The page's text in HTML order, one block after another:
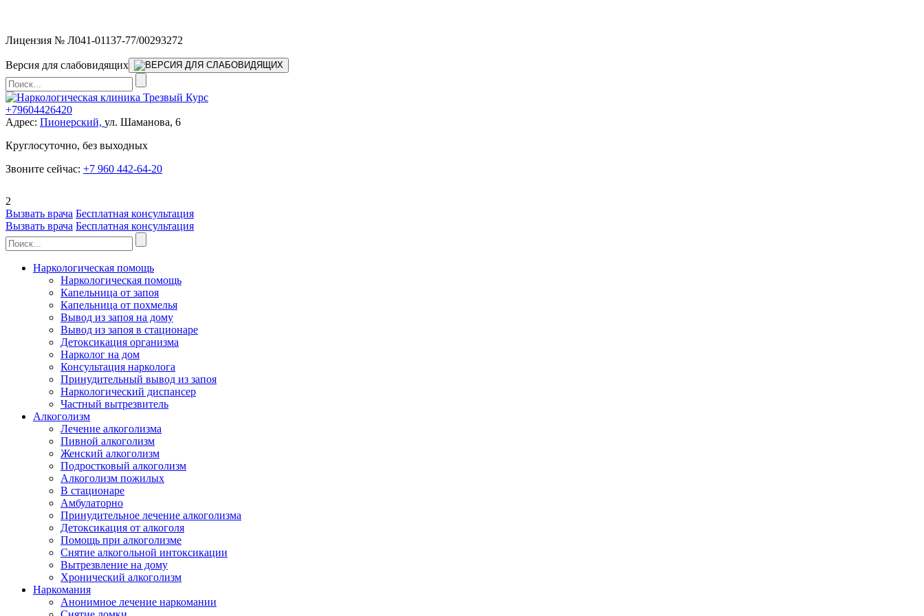
Лицензия № Л041-01137-77/00293272
Версия для слабовидящих
+79604426420
Адрес: Пионерский, ул. Шаманова, 6
Круглосуточно, без выходных
Звоните сейчас: +7 960 442-64-20
2
Вызвать врача Бесплатная консультация
Вызвать врача Бесплатная консультация
Наркологическая помощь
Наркологическая помощь
Капельница от запоя
Капельница от похмелья
Вывод из запоя на дому
Вывод из запоя в стационаре
Детоксикация организма
Нарколог на дом
Консультация нарколога
Принудительный вывод из запоя
Наркологический диспансер
Частный вытрезвитель
Алкоголизм
Лечение алкоголизма
Пивной алкоголизм
Женский алкоголизм
Подростковый алкоголизм
Алкоголизм пожилых
В стационаре
Амбулаторно
Принудительное лечение алкоголизма
Детоксикация от алкоголя
Помощь при алкоголизме
Снятие алкогольной интоксикации
Вытрезвление на дому
Хронический алкоголизм
Наркомания
Анонимное лечение наркомании